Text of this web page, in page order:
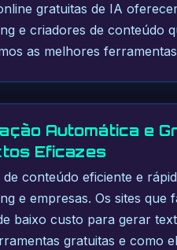
gratuitas de IA
e criadores de conteúdo
as melhores
Automática e
Eficazes
conteúdo eficiente e
e empresas. Os sites
baixo custo para gerar
gratuitas e como